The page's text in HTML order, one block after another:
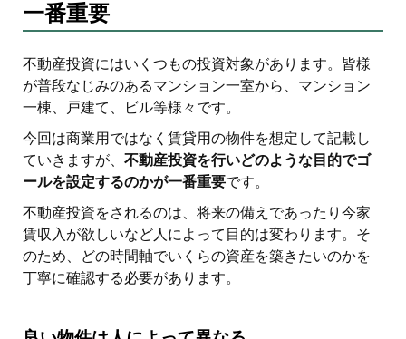
一番重要
不動産投資にはいくつもの投資対象があります。皆様
が普段なじみのあるマンション一室から、マンション
一棟、戸建て、ビル等様々です。
今回は商業用ではなく賃貸用の物件を想定して記載し
ていきますが、 不動産投資を行いどのような目的でゴ
ールを設定するのかが一番重要です。
不動産投資をされるのは、将来の備えであったり今家
賃収入が欲しいなど人によって目的は変わります。そ
のため、どの時間軸でいくらの資産を築きたいのかを
丁寧に確認する必要があります。